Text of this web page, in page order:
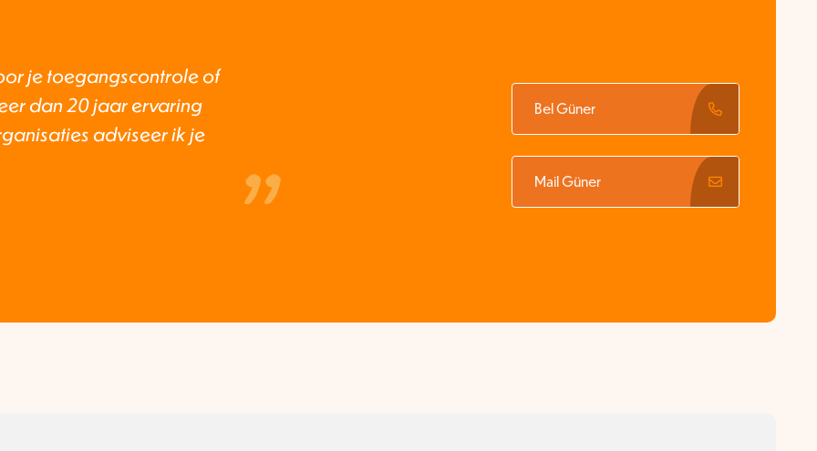
je toegangscontrole of
dan 20 jaar ervaring
adviseer ik je
Bel Güner
Mail Güner